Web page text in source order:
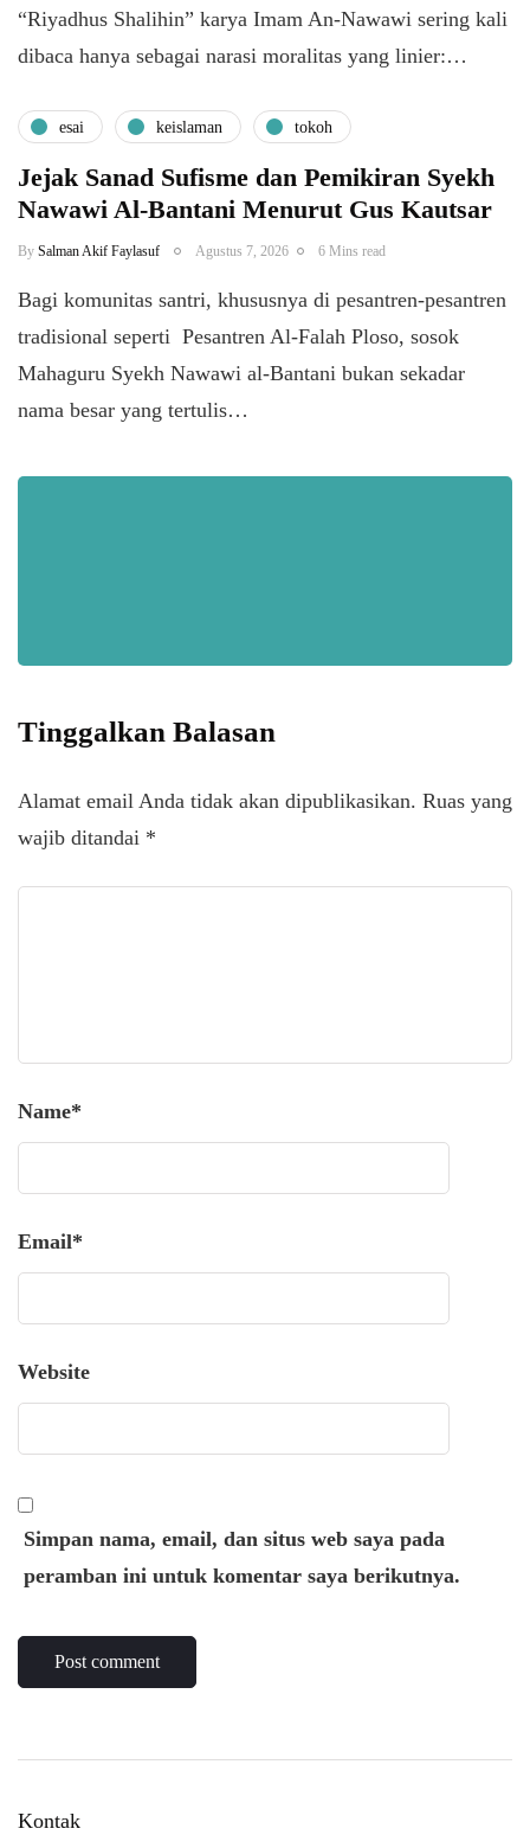
“Riyadhus Shalihin” karya Imam An-Nawawi sering kali
dibaca hanya sebagai narasi moralitas yang linier:…
esai keislaman tokoh
Jejak Sanad Sufisme dan Pemikiran Syekh
Nawawi Al-Bantani Menurut Gus Kautsar
By Salman Akif Faylasuf Agustus 7, 2026 6 Mins read
Bagi komunitas santri, khususnya di pesantren-pesantren
tradisional seperti Pesantren Al-Falah Ploso, sosok
Mahaguru Syekh Nawawi al-Bantani bukan sekadar
nama besar yang tertulis…
Tinggalkan Balasan
Alamat email Anda tidak akan dipublikasikan. Ruas yang
wajib ditandai *
Name*
Email*
Website
Simpan nama, email, dan situs web saya pada
peramban ini untuk komentar saya berikutnya.
Kontak